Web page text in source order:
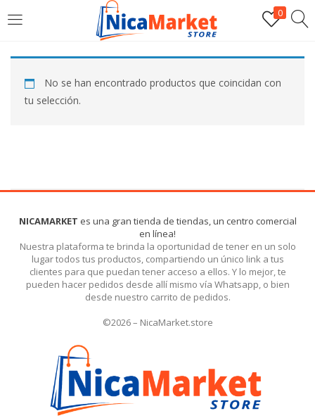
0
INICIAR SESIÓN
Introduzca su nombre de usuario y contraseña para iniciar
sesión.
10 − 7 =
Recordarme
Iniciar Sesión
No se han encontrado productos que coincidan con
tu selección.
NICAMARKET es una gran tienda de tiendas, un centro comercial
en línea!
Nuestra plataforma te brinda la oportunidad de tener en un solo
lugar todos tus productos, compartiendo un único link a tus
clientes para que puedan tener acceso a ellos. Y lo mejor, te
pueden hacer pedidos desde allí mismo vía Whatsapp, o bien
desde nuestro carrito de pedidos.
©2026 – NicaMarket.store